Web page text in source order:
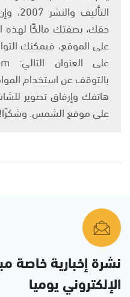
حقك، بصفتك مالكًا لهذه
على الموقع، فيمكنك
بالتوقف عن استخدام
هاتفك وإرفاق تصوير
على موقع الشمس. وشكرًا!
نشرة إخبارية خاصة
الإلكتروني يوميا